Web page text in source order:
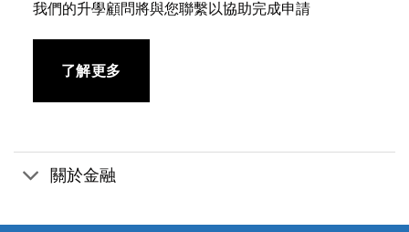
我們的升學顧問將與您聯繫以協助完成申請
了解更多
關於金融